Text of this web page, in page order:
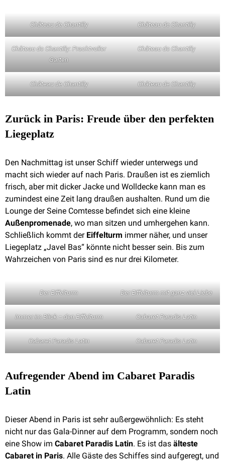
Château de Chantilly Château de Chantilly
Château de Chantilly: Prachtvoller
Garten
Château de Chantilly
Château de Chantilly Château de Chantilly
Zurück in Paris: Freude über den perfekten
Liegeplatz
Den Nachmittag ist unser Schiff wieder unterwegs und
macht sich wieder auf nach Paris. Draußen ist es ziemlich
frisch, aber mit dicker Jacke und Wolldecke kann man es
zumindest eine Zeit lang draußen aushalten. Rund um die
Lounge der Seine Comtesse befindet sich eine kleine
Außenpromenade, wo man sitzen und umhergehen kann.
Schließlich kommt der Eiffelturm immer näher, und unser
Liegeplatz „Javel Bas“ könnte nicht besser sein. Bis zum
Wahrzeichen von Paris sind es nur drei Kilometer.
Der Eiffelturm Der Eiffelturm mit ganz viel Liebe
Immer im Blick – den Eiffelturm Cabaret Paradis Latin
Cabaret Paradis Latin Cabaret Paradis Latin
Aufregender Abend im Cabaret Paradis
Latin
Dieser Abend in Paris ist sehr außergewöhnlich: Es steht
nicht nur das Gala-Dinner auf dem Programm, sondern noch
eine Show im Cabaret Paradis Latin. Es ist das älteste
Cabaret in Paris. Alle Gäste des Schiffes sind aufgeregt, und